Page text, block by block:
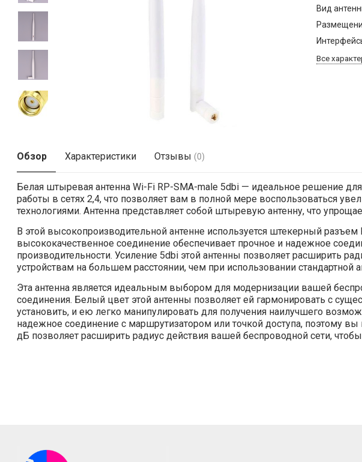
Вид
Все
Обзор Характеристики Отзывы (0)
Белая штыревая антенна Wi-Fi RP-SMA-male 5dbi — идеальное решение
работы в сетях 2,4, что позволяет вам в полной мере воспользоваться
технологиями. Антенна представляет собой штыревую антенну, что
В этой высокопроизводительной антенне используется штекерный
высококачественное соединение обеспечивает прочное и надежное
производительности. Усиление 5dbi этой антенны позволяет расширить
устройствам на большем расстоянии, чем при использовании стандартной
Эта антенна является идеальным выбором для модернизации вашей
соединения. Белый цвет этой антенны позволяет ей гармонировать с
установить, и ею легко манипулировать для получения наилучшего
надежное соединение с маршрутизатором или точкой доступа, поэтому
дБ позволяет расширить радиус действия вашей беспроводной сети,